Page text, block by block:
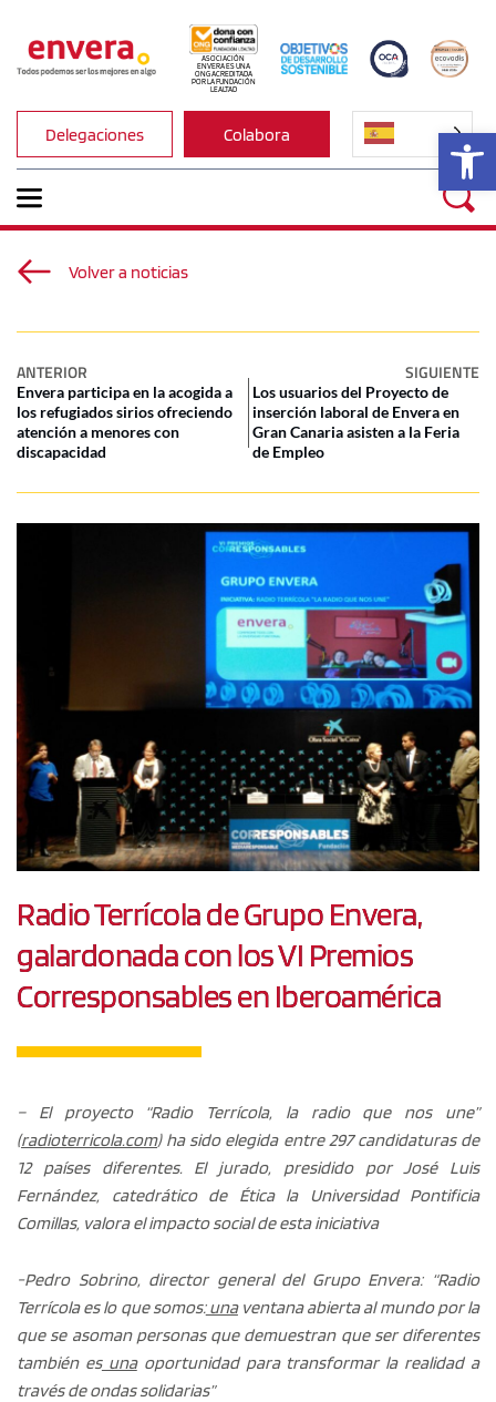
ASOCIACIÓN
ENVERA ES UNA
ONG ACREDITADA
POR LA FUNDACIÓN
LEALTAD
Delegaciones Colabora
Volver a noticias
ANTERIOR SIGUIENTE
Envera participa en la acogida a
los refugiados sirios ofreciendo
atención a menores con
discapacidad
Los usuarios del Proyecto de
inserción laboral de Envera en
Gran Canaria asisten a la Feria
de Empleo
Radio Terrícola de Grupo Envera,
galardonada con los VI Premios
Corresponsables en Iberoamérica
– El proyecto “Radio Terrícola, la radio que nos une”
(radioterricola.com) ha sido elegida entre 297 candidaturas de
12 países diferentes. El jurado, presidido por José Luis
Fernández, catedrático de Ética la Universidad Pontificia
Comillas, valora el impacto social de esta iniciativa
-Pedro Sobrino, director general del Grupo Envera: “Radio
Terrícola es lo que somos:unaventana abierta al mundo por la
que se asoman personas que demuestran que ser diferentes
también esunaoportunidad para transformar la realidad a
través de ondas solidarias”